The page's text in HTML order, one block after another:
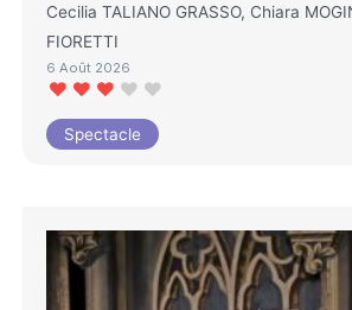
Cecilia TALIANO GRASSO, Chiara
FIORETTI
6 Août 2026
Spectacle